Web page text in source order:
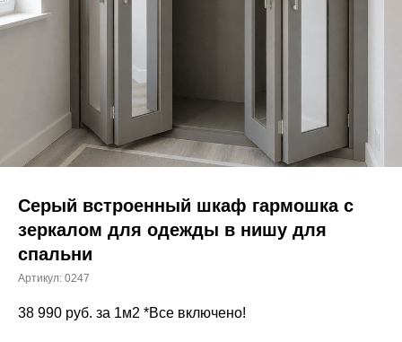
Серый встроенный шкаф гармошка с
зеркалом для одежды в нишу для
спальни
Артикул: 0247
38 990 руб. за 1м2 *Все включено!